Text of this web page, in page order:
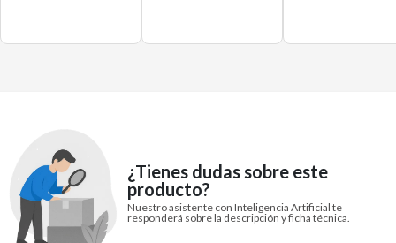
¿Tienes dudas sobre este
producto?
Nuestro asistente con Inteligencia Artificial te
responderá sobre la descripción y ficha técnica.